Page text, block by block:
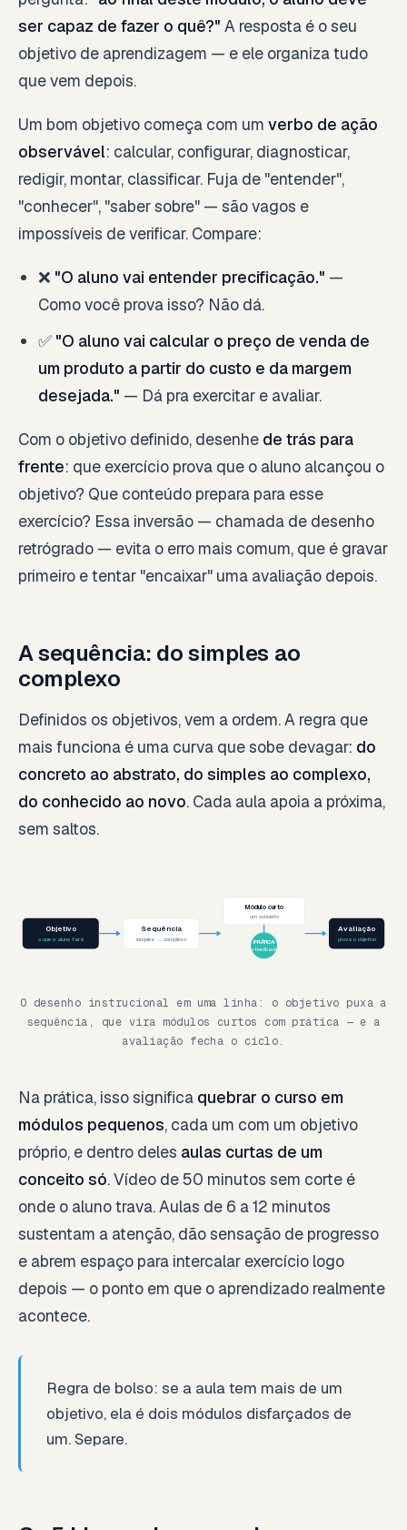
ser capaz de fazer o quê?" A resposta é o seu
objetivo de aprendizagem — e ele organiza tudo
que vem depois.
Um bom objetivo começa com um verbo de ação
observável: calcular, configurar, diagnosticar,
redigir, montar, classificar. Fuja de "entender",
"conhecer", "saber sobre" — são vagos e
impossíveis de verificar. Compare:
❌ "O aluno vai entender precificação." —
Como você prova isso? Não dá.
✅ "O aluno vai calcular o preço de venda de
um produto a partir do custo e da margem
desejada." — Dá pra exercitar e avaliar.
Com o objetivo definido, desenhe de trás para
frente: que exercício prova que o aluno alcançou o
objetivo? Que conteúdo prepara para esse
exercício? Essa inversão — chamada de desenho
retrógrado — evita o erro mais comum, que é gravar
primeiro e tentar "encaixar" uma avaliação depois.
A sequência: do simples ao
complexo
Definidos os objetivos, vem a ordem. A regra que
mais funciona é uma curva que sobe devagar: do
concreto ao abstrato, do simples ao complexo,
do conhecido ao novo. Cada aula apoia a próxima,
sem saltos.
Objetivo
o que o aluno fará
Sequência
simples → complexo
Módulo curto
um conceito
PRÁTICA
+ feedback
Avaliação
prova o objetivo
O desenho instrucional em uma linha: o objetivo puxa a
sequência, que vira módulos curtos com prática — e a
avaliação fecha o ciclo.
Na prática, isso significa quebrar o curso em
módulos pequenos, cada um com um objetivo
próprio, e dentro deles aulas curtas de um
conceito só. Vídeo de 50 minutos sem corte é
onde o aluno trava. Aulas de 6 a 12 minutos
sustentam a atenção, dão sensação de progresso
e abrem espaço para intercalar exercício logo
depois — o ponto em que o aprendizado realmente
acontece.
Regra de bolso: se a aula tem mais de um
objetivo, ela é dois módulos disfarçados de
um. Separe.